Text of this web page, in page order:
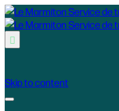

Skip to content